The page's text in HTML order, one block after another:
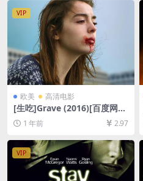
VIP
欧美 高清电影
[生吃]Grave (2016)[百度网盘
+夸克网盘1080P超清未删减
资源][网盘在线播放/下载][MP
4/6.9GB][中文字幕]
1 年前 2.97
VIP